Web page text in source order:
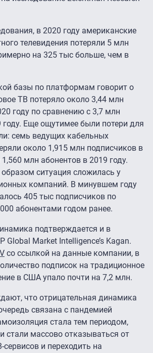
в 2020 году американские
телевидения потеряли 5 млн
на 325 тыс больше, чем в
базы по платформам говорит о
ТВ потеряло около 3,44 млн
году по сравнению с 3,7 млн
году. Еще ощутимее были потери для
семь ведущих кабельных
около 1,915 млн подписчиков в
млн абонентов в 2019 году.
ситуация сложилась у
компаний. В минувшем году
405 тыс подписчиков по
абонентами годом ранее.
подтверждается и в
Global Market Intelligence’s Kagan.
со ссылкой на данные компании, в
подписок на традиционное
в США упало почти на 7,2 млн.
что отрицательная динамика
связана с пандемией
стала тем периодом,
стали массово отказываться от
и переходить на